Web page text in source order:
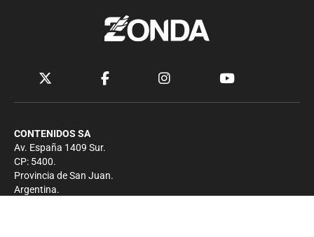
CONTENIDOS SA
Av. España 1409 Sur.
CP: 5400.
Provincia de San Juan.
Argentina.